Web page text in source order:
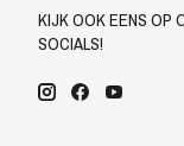
KIJK OOK EENS OP
SOCIALS!